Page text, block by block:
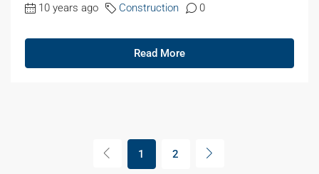
10 years ago Construction 0
Read More
1 2